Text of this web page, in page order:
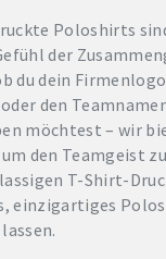
Poloshirts
der
du dein
den
möchtest – wir
den Teamgeist
T-Shirt-
einzigartiges